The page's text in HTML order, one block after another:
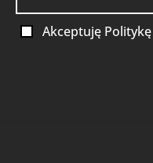
Akceptuję